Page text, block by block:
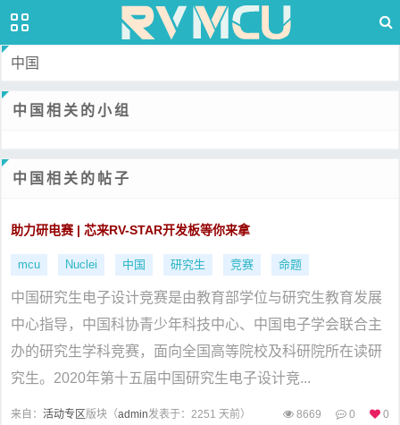
中国
中国相关的小组
中国相关的帖子
助力研电赛 | 芯来RV-STAR开发板等你来拿
mcu Nuclei 中国 研究生 竞赛 命题
中国研究生电子设计竞赛是由教育部学位与研究生教育发展
中心指导，中国科协青少年科技中心、中国电子学会联合主
办的研究生学科竞赛，面向全国高等院校及科研院所在读研
究生。2020年第十五届中国研究生电子设计竞...
来自： 活动专区版块（admin发表于：2251 天前） 8669 0 0